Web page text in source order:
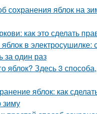
сохранения яблок на
как это сделать
в электросушилке:
за один раз
яблок? Здесь 3 способа,
яблок: как
зиму